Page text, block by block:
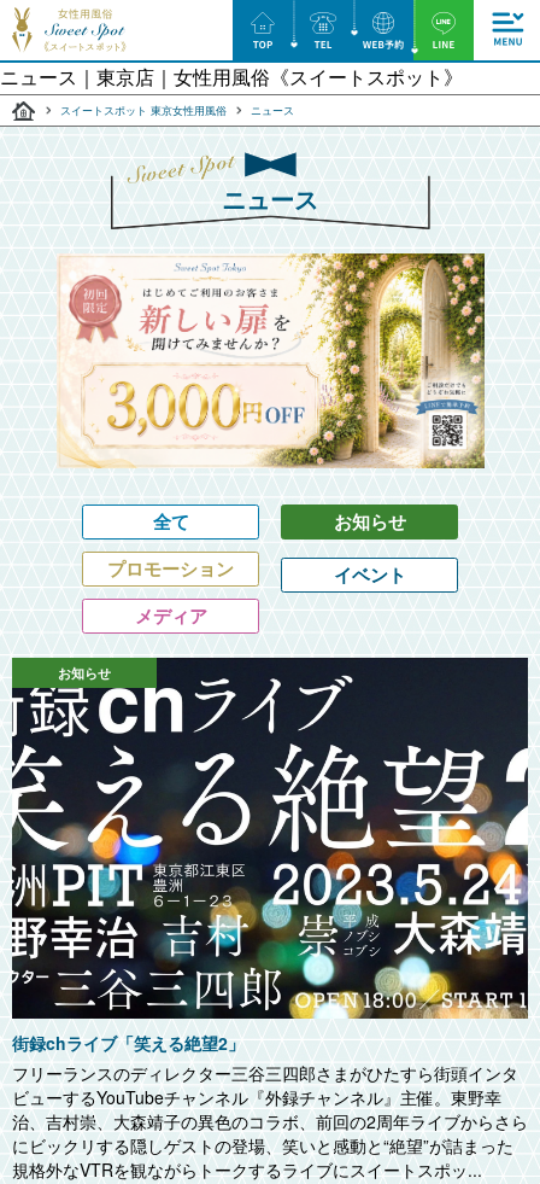
ニュース｜東京店｜⼥性⽤⾵俗《スイートスポット》
スイートスポット 東京女性用風俗 ニュース
ニュース
全て
お知らせ
プロモーション
イベント
メディア
街録chライブ「笑える絶望2」
フリーランスのディレクター三谷三四郎さまがひたすら街頭インタ
ビューするYouTubeチャンネル『外録チャンネル』主催。東野幸
治、吉村崇、大森靖子の異色のコラボ、前回の2周年ライブからさら
にビックリする隠しゲストの登場、笑いと感動と“絶望”が詰まった
規格外なVTRを観ながらトークするライブにスイートスポッ...
お知らせ